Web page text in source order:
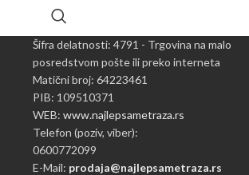
Šifra delatnosti: 4791 - Trgovina na malo
posredstvom pošte ili preko interneta
Matični broj: 64223461
PIB: 109510371
WEB: www.najlepsametraza.rs
Telefon (poziv, viber):
0600772099
E-Mail: prodaja@najlepsametraza.rs